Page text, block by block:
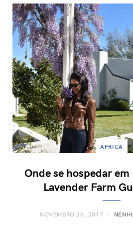
ÁFRICA
Onde se hospedar
Lavender Farm
NOVEMBRO 26, 2017